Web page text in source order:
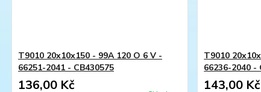
T9010 20x10x150 - 99A 120 O 6 V -
66251-2041 - CB430575
136,00 Kč
T9010
66236-2040 -
143,00 Kč